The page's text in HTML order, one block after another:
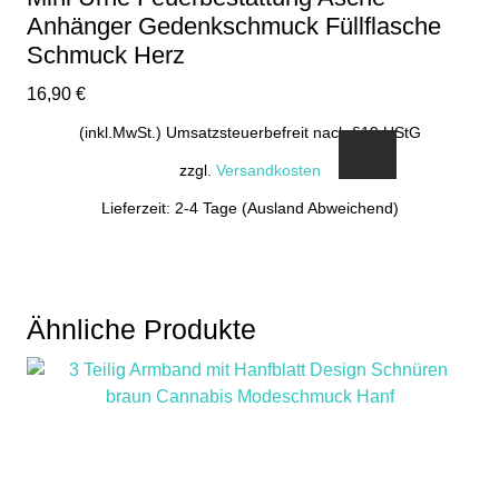
Anhänger Gedenkschmuck Füllflasche
Schmuck Herz
16,90 €
(inkl.MwSt.) Umsatzsteuerbefreit nach §19 UStG
zzgl. Versandkosten
Lieferzeit: 2-4 Tage (Ausland Abweichend)
Ähnliche Produkte